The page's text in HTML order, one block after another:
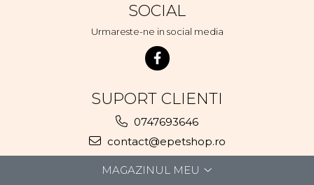
SOCIAL
Urmareste-ne in social media
SUPORT CLIENTI
0747693646
contact@epetshop.ro
MAGAZINUL MEU